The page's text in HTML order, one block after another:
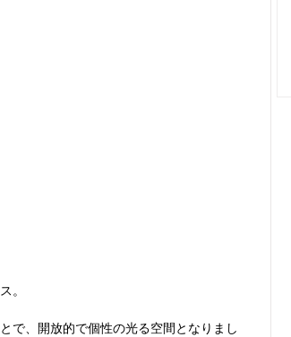
。
で、開放的で個性の光る空間となりまし